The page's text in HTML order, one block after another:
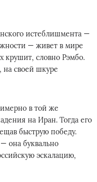
истеблишмента —
— живет в мире
крушит, словно Рэмбо.
на своей шкуре
в той же
на Иран. Тогда его
быструю победу.
она буквально
эскалацию,